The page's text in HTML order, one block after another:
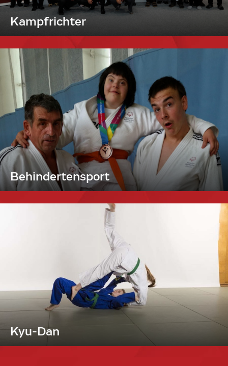
Kampfrichter
Behindertensport
Kyu-Dan